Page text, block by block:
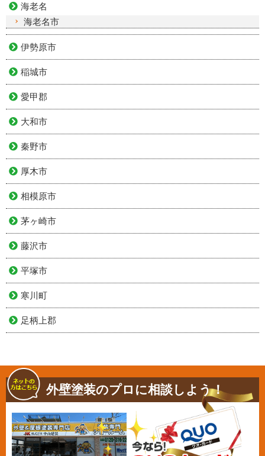
海老名
海老名市
伊勢原市
稲城市
愛甲郡
大和市
秦野市
厚木市
相模原市
茅ヶ崎市
藤沢市
平塚市
寒川町
足柄上郡
外壁塗装のプロに相談しよう！